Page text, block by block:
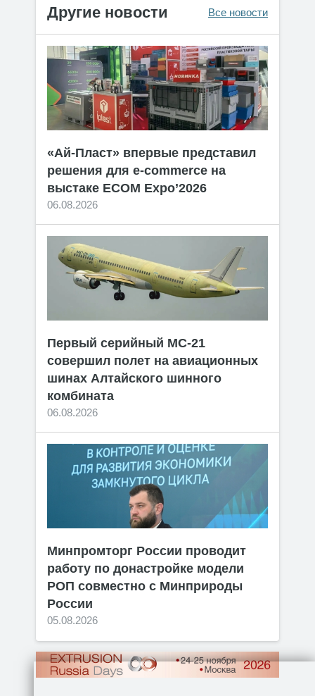
Другие новости Все новости
«Ай-Пласт» впервые представил
решения для e-commerce на
выстаке ECOM Expo’2026
06.08.2026
Первый серийный МС-21
совершил полет на авиационных
шинах Алтайского шинного
комбината
06.08.2026
Минпромторг России проводит
работу по донастройке модели
РОП совместно с Минприроды
России
05.08.2026